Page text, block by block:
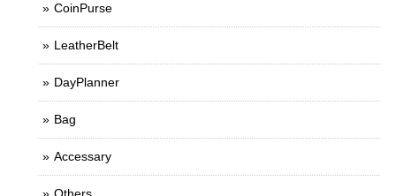
CoinPurse
LeatherBelt
DayPlanner
Bag
Accessary